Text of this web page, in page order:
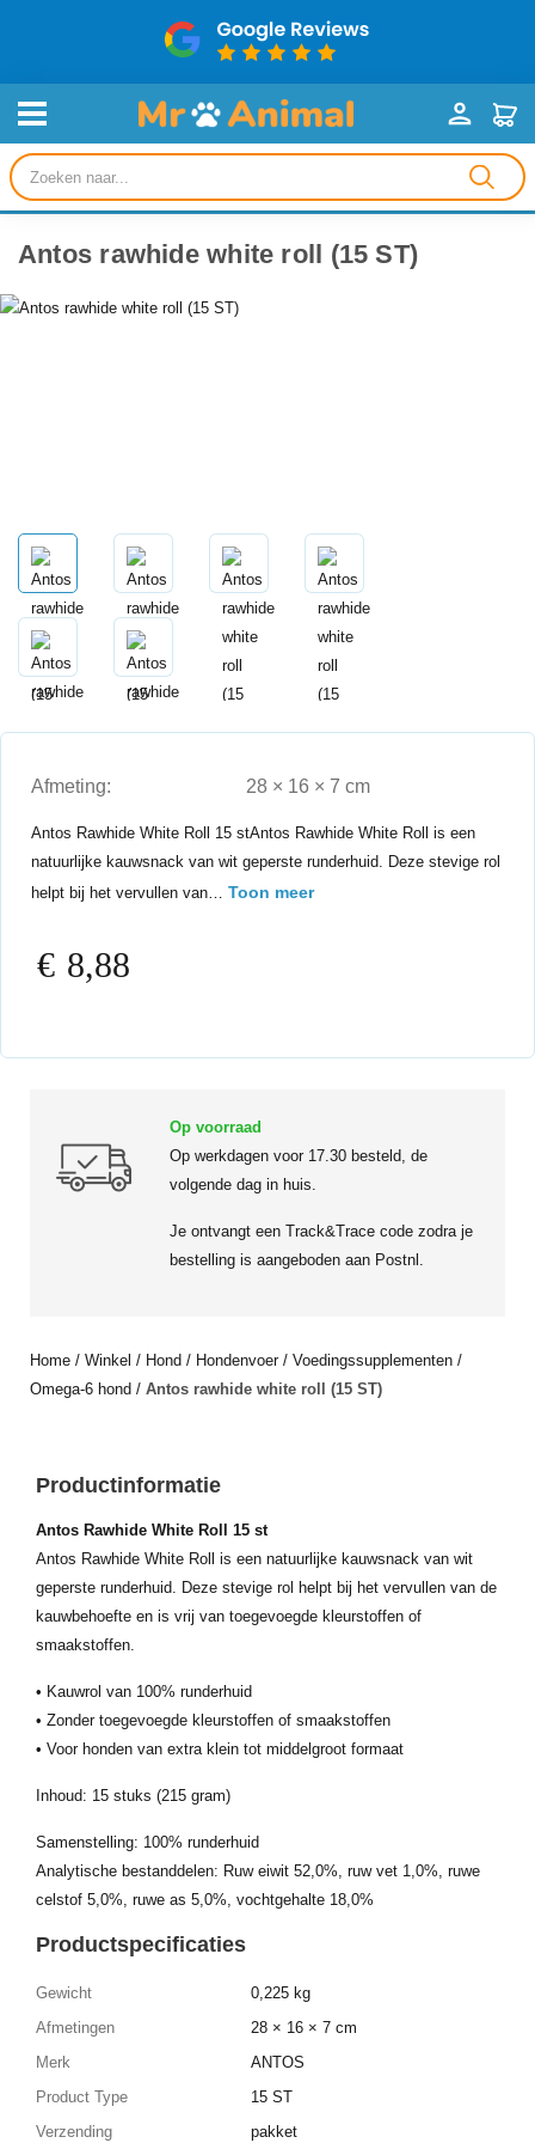
Producten
zoeken
Antos rawhide white roll (15 ST)
Afmeting: 28 × 16 × 7 cm
Antos Rawhide White Roll 15 stAntos Rawhide White Roll is een
natuurlijke kauwsnack van wit geperste runderhuid. Deze stevige rol
helpt bij het vervullen van… Toon meer
€ 8,88
Op voorraad
Op werkdagen voor 17.30 besteld, de
volgende dag in huis.
Je ontvangt een Track&Trace code zodra je
bestelling is aangeboden aan Postnl.
Home / Winkel / Hond / Hondenvoer/ Voedingssupplementen /
Omega-6 hond / Antos rawhide white roll (15 ST)
Productinformatie
Antos Rawhide White Roll 15 st
Antos Rawhide White Roll is een natuurlijke kauwsnack van wit
geperste runderhuid. Deze stevige rol helpt bij het vervullen van de
kauwbehoefte en is vrij van toegevoegde kleurstoffen of
smaakstoffen.
• Kauwrol van 100% runderhuid
• Zonder toegevoegde kleurstoffen of smaakstoffen
• Voor honden van extra klein tot middelgroot formaat
Inhoud: 15 stuks (215 gram)
Samenstelling: 100% runderhuid
Analytische bestanddelen: Ruw eiwit 52,0%, ruw vet 1,0%, ruwe
celstof 5,0%, ruwe as 5,0%, vochtgehalte 18,0%
Productspecificaties
Gewicht
0,225 kg
Afmetingen
28 × 16 × 7 cm
Merk
ANTOS
Product Type
15 ST
Verzending
pakket